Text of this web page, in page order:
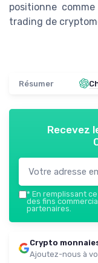
positionne
trading de
Résumer
Recevez
* En remplissant
des fins
partenaires.
Crypto
Ajoutez-nous à